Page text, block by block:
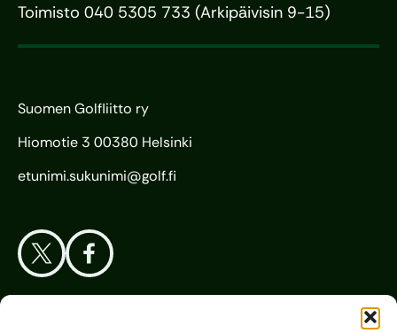
Toimisto 040 5305 733 (Arkipäivisin 9-15)
Suomen Golfliitto ry
Hiomotie 3 00380 Helsinki
etunimi.sukunimi@golf.fi